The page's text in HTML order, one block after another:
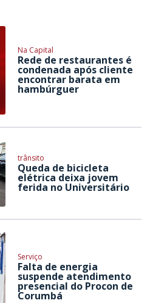
Na Capital
Rede de restaurantes é
condenada após cliente
encontrar barata em
hambúrguer
trânsito
Queda de bicicleta
elétrica deixa jovem
ferida no Universitário
Serviço
Falta de energia
suspende atendimento
presencial do Procon de
Corumbá